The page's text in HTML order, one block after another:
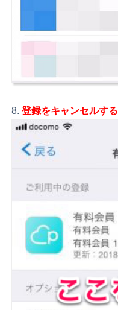
登録をキャンセルする